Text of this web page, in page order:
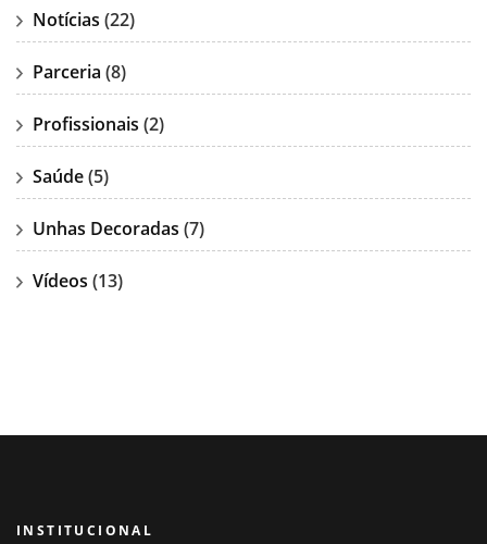
Notícias (22)
Parceria (8)
Profissionais (2)
Saúde(5)
Unhas Decoradas (7)
Vídeos (13)
INSTITUCIONAL